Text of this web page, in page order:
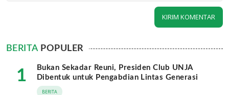
BERITAPOPULER
1
Bukan Sekadar Reuni, Presiden Club UNJA
Dibentuk untuk Pengabdian Lintas Generasi
BERITA